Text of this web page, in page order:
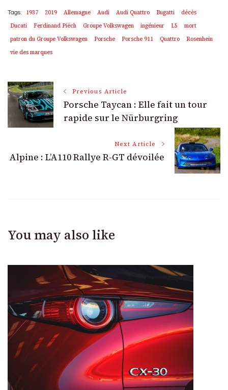
Tags: 1937 2019 Allemagne Audi Audi Quattro Bugatti
décès
Ducati
Ferdinand Piëch Groupe Volkswagen ingénieur L5
mort
patron du Groupe Volkswagen
Porsche Porsche 911 Quattro
Rosenhein
vie des marques
Post
Navigation
Previous Article
Porsche Taycan : Elle fait un tour
rapide sur le Nürburgring
Next Article
Alpine : L’A110 Rallye R-GT dévoilée
You may also like